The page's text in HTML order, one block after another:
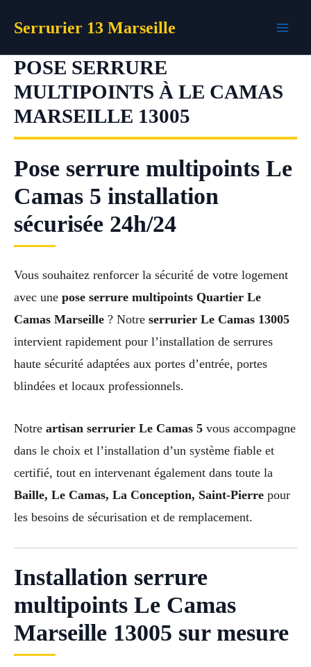
Serrurier 13 Marseille
POSE SERRURE
MULTIPOINTS À LE CAMAS
MARSEILLE 13005
Pose serrure multipoints Le
Camas 5 installation
sécurisée 24h/24
Vous souhaitez renforcer la sécurité de votre logement
avec une pose serrure multipoints Quartier Le
Camas Marseille ? Notre serrurier Le Camas 13005
intervient rapidement pour l’installation de serrures
haute sécurité adaptées aux portes d’entrée, portes
blindées et locaux professionnels.
Notre artisan serrurier Le Camas 5 vous accompagne
dans le choix et l’installation d’un système fiable et
certifié, tout en intervenant également dans toute la
Baille, Le Camas, La Conception, Saint-Pierre pour
les besoins de sécurisation et de remplacement.
Installation serrure
multipoints Le Camas
Marseille 13005 sur mesure